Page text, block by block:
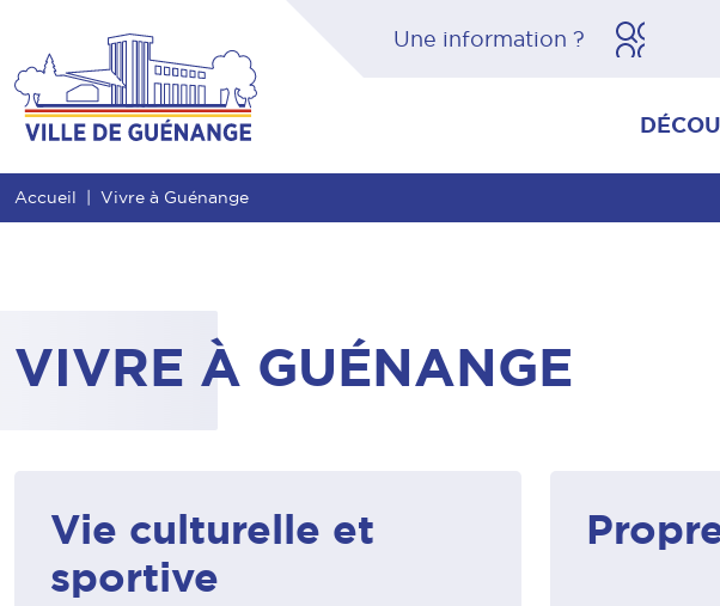
Entête de page Menu principal Recherche Pied de
Accueil Vivre à Guénange
VIVRE À GUÉNANGE
Vie culturelle et
sportive